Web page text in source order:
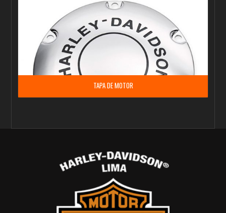
TAPA DE MOTOR